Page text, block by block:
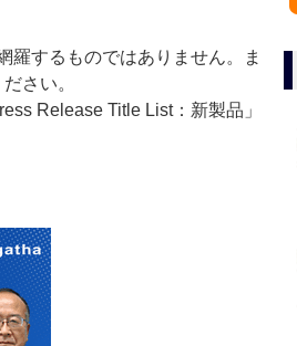
羅するものではありません。ま
さい。
Release Title List：新製品」